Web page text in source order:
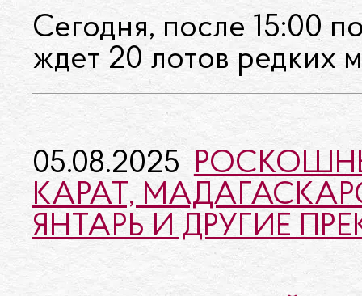
Сегодня, после 15:00
ждет 20 лотов редких
05.08.2025
КАРАТ,
ЯНТАРЬ И ДРУГИЕ